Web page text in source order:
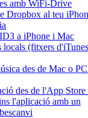
amb WiFi-Drive
Dropbox al teu
a iPhone i Mac
(fitxers
des de Mac o
des de l'App Store
l'aplicació amb un